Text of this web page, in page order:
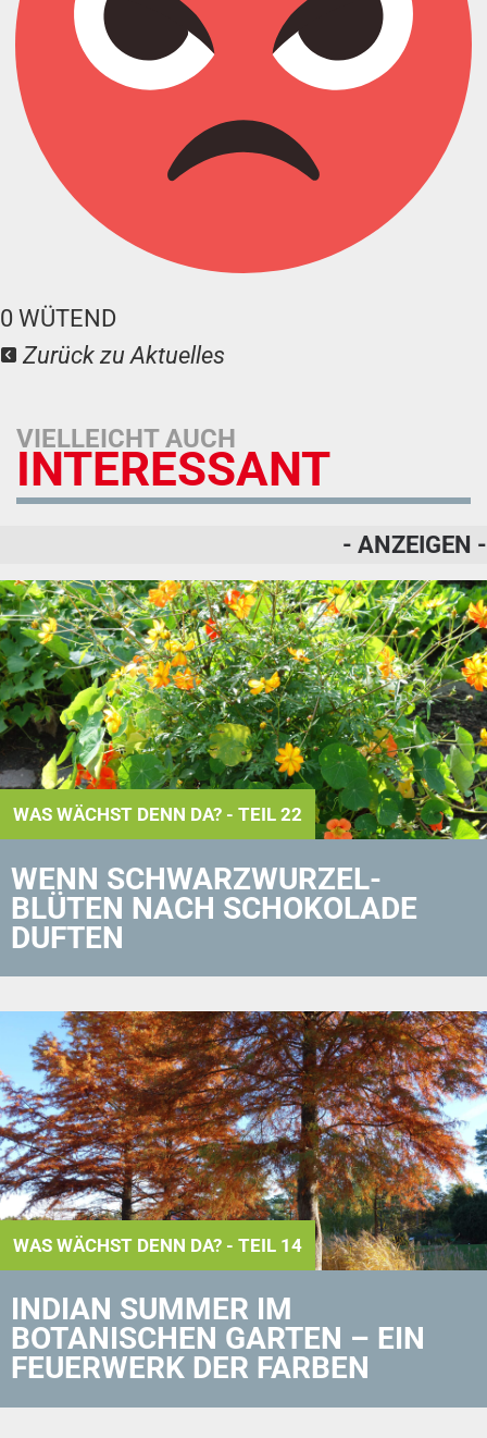
0 WÜTEND
Zurück zu Aktuelles
VIELLEICHT AUCH
INTERESSANT
- ANZEIGEN -
WAS WÄCHST DENN DA? - TEIL 22
WENN SCHWARZ­WURZEL­
BLÜTEN NACH SCHOKOLADE
DUFTEN
WAS WÄCHST DENN DA? - TEIL 14
INDIAN SUMMER IM
BOTANISCHEN GARTEN – EIN
FEUERWERK DER FARBEN